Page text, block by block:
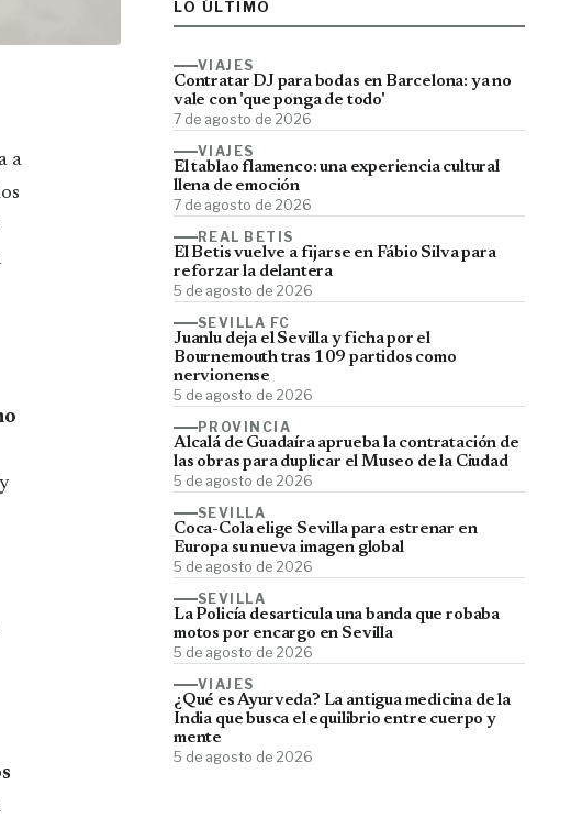
a
LO ÚLTIMO
VIAJES
Contratar DJ para bodas en Barcelona: ya no
vale con 'que ponga de todo'
7 de agosto de 2026
VIAJES
El tablao flamenco: una experiencia cultural
llena de emoción
7 de agosto de 2026
REAL BETIS
El Betis vuelve a fijarse en Fábio Silva para
reforzar la delantera
5 de agosto de 2026
SEVILLA FC
Juanlu deja el Sevilla y ficha por el
Bournemouth tras 109 partidos como
nervionense
5 de agosto de 2026
PROVINCIA
Alcalá de Guadaíra aprueba la contratación de
las obras para duplicar el Museo de la Ciudad
5 de agosto de 2026
SEVILLA
Coca-Cola elige Sevilla para estrenar en
Europa su nueva imagen global
5 de agosto de 2026
SEVILLA
La Policía desarticula una banda que robaba
motos por encargo en Sevilla
5 de agosto de 2026
VIAJES
¿Qué es Ayurveda? La antigua medicina de la
India que busca el equilibrio entre cuerpo y
mente
5 de agosto de 2026